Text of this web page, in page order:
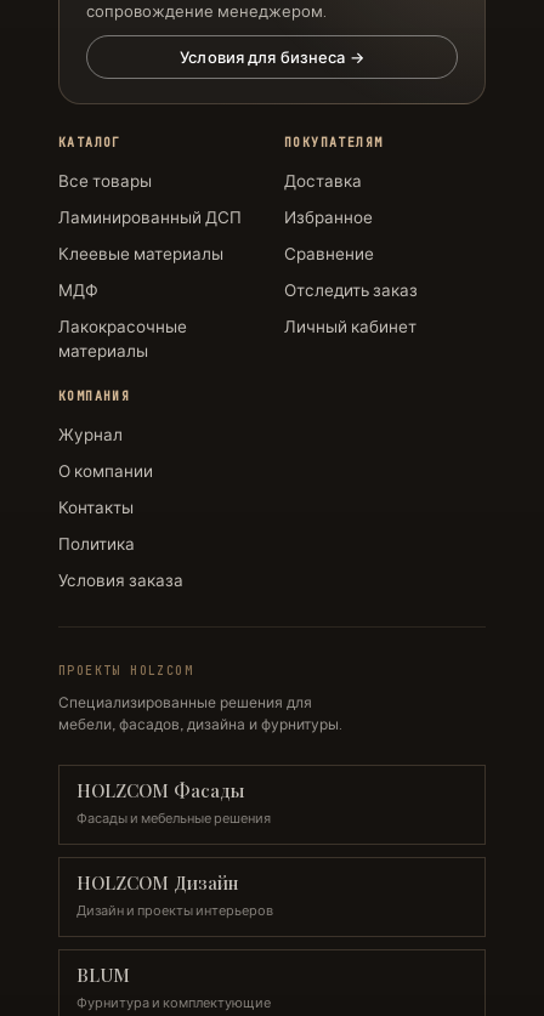
сопровождение менеджером.
Условия для бизнеса →
КАТАЛОГ
Все товары
Ламинированный ДСП
Клеевые материалы
МДФ
Лакокрасочные
материалы
ПОКУПАТЕЛЯМ
Доставка
Избранное
Сравнение
Отследить заказ
Личный кабинет
КОМПАНИЯ
Журнал
О компании
Контакты
Политика
Условия заказа
ПРОЕКТЫ HOLZCOM
Специализированные решения для
мебели, фасадов, дизайна и фурнитуры.
HOLZCOM Фасады
Фасады и мебельные решения
HOLZCOM Дизайн
Дизайн и проекты интерьеров
BLUM
Фурнитура и комплектующие